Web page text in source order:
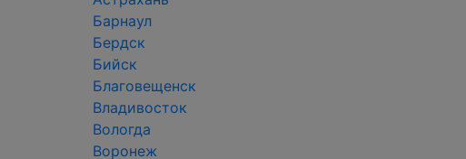
Барнаул
Бердск
Бийск
Благовещенск
Владивосток
Вологда
Воронеж